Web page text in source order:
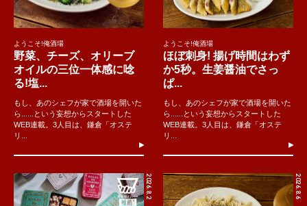
ようこそ!俺酒場
野菜、チーズ、オリーブ
オイルの三位一体感に唸
る!塩...
もし、あのシェフが家で酒場を開いた
ら......という妄想からスタートした
WEB連載。3人目は、鎌倉「オステ
リ...
ようこそ!俺酒場
ほぼ刺身! 揚げ時間はわず
か5秒。生姜醤油でさっ
ぱ...
もし、あのシェフが家で酒場を開いた
ら......という妄想からスタートした
WEB連載。3人目は、鎌倉「オステ
リ...
2026.8.2 2026.8.6